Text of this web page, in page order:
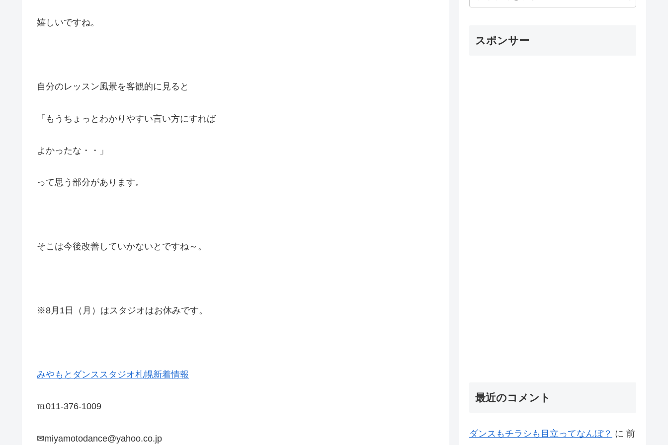
嬉しいですね。
自分のレッスン風景を客観的に見ると
「もうちょっとわかりやすい言い方にすれば
よかったな・・」
って思う部分があります。
そこは今後改善していかないとですね～。
※8月1日（月）はスタジオはお休みです。
みやもとダンススタジオ札幌新着情報
℡011-376-1009
✉miyamotodance@yahoo.co.jp
スポンサー
最近のコメント
ダンスもチラシも目立ってなんぼ？ に 前